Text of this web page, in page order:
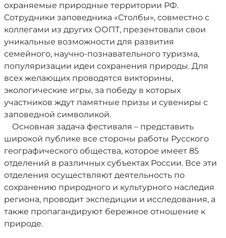
охраняемые природные территории РФ.
Сотрудники заповедника «Столбы», совместно с
коллегами из других ООПТ, презентовали свои
уникальные возможности для развития
семейного, научно-познавательного туризма,
популяризации идеи сохранения природы. Для
всех желающих проводятся викторины,
экологические игры, за победу в которых
участников ждут памятные призы и сувениры с
заповедной символикой.
Основная задача фестиваля – представить
широкой публике все стороны работы Русского
географического общества, которое имеет 85
отделений в различных субъектах России. Все эти
отделения осуществляют деятельность по
сохранению природного и культурного наследия
региона, проводит экспедиции и исследования, а
также пропагандируют бережное отношение к
природе.